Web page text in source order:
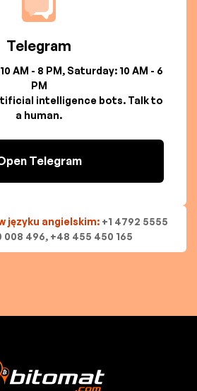
Telegram
AM - 8 PM, Saturday: 10 AM - 6
PM
intelligence bots. Talk to
a human.
Telegram
języku angielskim: +1 4792 5555
008 496, +48 455 450 165